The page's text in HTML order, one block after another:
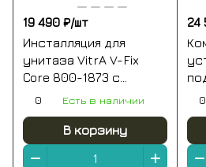
19 490 ₽/шт
Инсталляция для
унитаза VitrA V-Fix
Core 800-1873 с
кнопкой глянцевой
0 Есть в наличии
В корзину
24
0